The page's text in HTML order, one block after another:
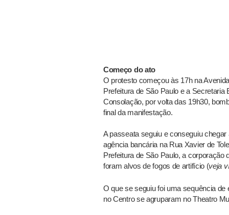
Começo do ato
O protesto começou às 17h na
Prefeitura de São Paulo e a
Consolação, por volta das 19h30,
final da manifestação.
A passeata seguiu e conseguiu
agência bancária na Rua Xavier de
Prefeitura de São Paulo, a
foram alvos de fogos de artifício (veja
O que se seguiu foi uma sequência
no Centro se agruparam no Theatro